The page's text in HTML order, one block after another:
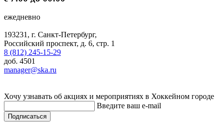
ежедневно
193231, г. Санкт-Петербург,
Российский проспект, д. 6, стр. 1
8 (812) 245-15-29
доб. 4501
manager@ska.ru
Хочу узнавать об акциях и мероприятиях в Хоккейном городе
Введите ваш e-mail
Подписаться